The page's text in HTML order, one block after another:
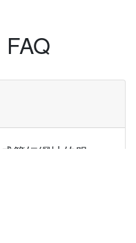
簡短網址的服